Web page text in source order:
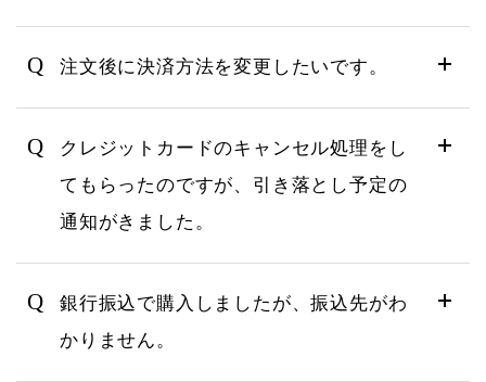
Q 注文後に決済方法を変更したいです。
Q
クレジットカードのキャンセル処理をし
てもらったのですが、引き落とし予定の
通知がきました。
Q
銀行振込で購入しましたが、振込先がわ
かりません。